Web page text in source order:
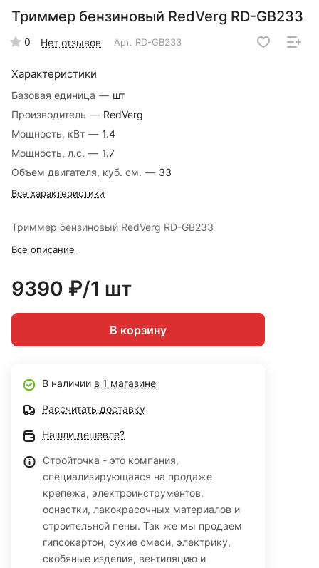
Триммер бензиновый RedVerg RD-GB233
0 Нет отзывов Арт. RD-GB233
Характеристики
Базовая единица — шт
Производитель — RedVerg
Мощность, кВт — 1.4
Мощность, л.с. — 1.7
Объем двигателя, куб. см. — 33
Все характеристики
Триммер бензиновый RedVerg RD-GB233
Все описание
9390 ₽/1 шт
В корзину
В наличии в 1 магазине
Рассчитать доставку
Нашли дешевле?
Стройточка - это компания,
специализирующаяся на продаже
крепежа, электроинструментов,
оснастки, лакокрасочных материалов и
строительной пены. Так же мы продаем
гипсокартон, сухие смеси, электрику,
скобяные изделия, вентиляцию и